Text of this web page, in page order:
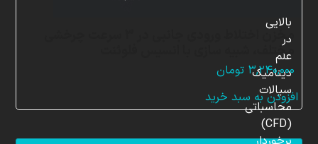
مختلف، شبیه سازی با انسیس فلوئنت
۳,۲۴۰,۰۰۰ تومان
افزودن به سبد خرید
بالایی
در
علم
دینامیک
سیالات
محاسباتی
(CFD)